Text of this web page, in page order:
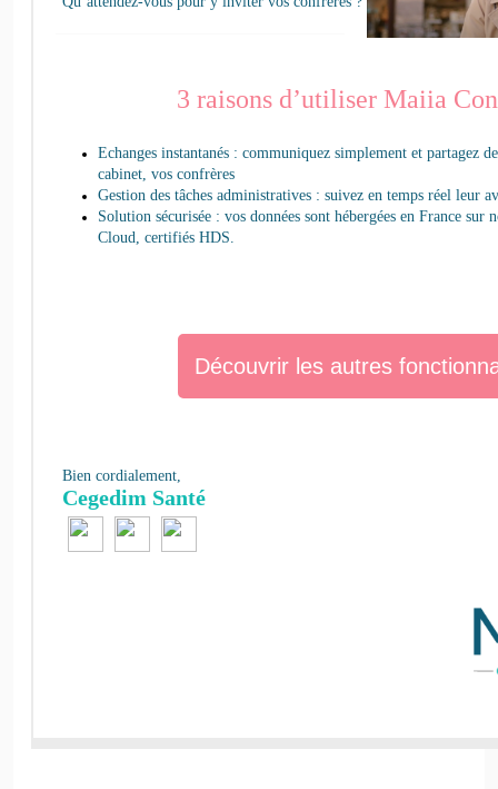
3 raisons d’utiliser Maiia
Echanges instantanés : communiquez simplement et partagez
cabinet, vos confrères
Gestion des tâches administratives : suivez en temps réel leur
Solution sécurisée : vos données sont hébergées en France sur
Cloud, certifiés HDS.
Découvrir les autres
Bien cordialement,
Cegedim Santé